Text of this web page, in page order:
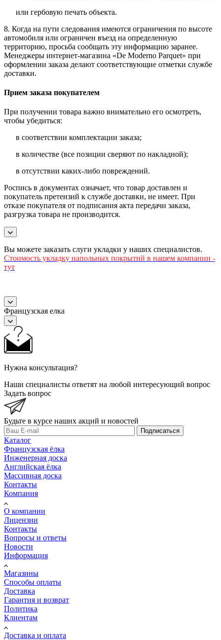
или гербовую печать объекта.
8. Когда на пути следования имеются ограничения по высоте
автомобиля или ограничен въезд на определенную
территорию, просьба сообщать эту информацию заранее.
Менеджеры интернет-магазина «De Moderno Parquet» при
оформлении заказа делают соответствующие отметки службе
доставки.
Прием заказа покупателем
При получении товара важно внимательно его осмотреть,
чтобы убедиться:
в соответствии комплектации заказа;
в количестве (все позиции сверяют по накладной);
в отсутствии каких-либо повреждений.
Роспись в документах означает, что товар доставлен и
покупатель претензий к службе доставки, не имеет. При
отказе покупателя от подписания акта передачи заказа,
разгрузка товара не производится.
Вы можете заказать слуги укладки у наших специалистов.
Стоимость укладку напольных покрытий в нашем компании -
тут
Французская елка
Нужна консультация?
Наши специалисты ответят на любой интересующий вопрос
Задать вопрос
Будьте в курсе наших акций и новостей
Подписаться
Каталог
Французская ёлка
Инженерная доска
Английская ёлка
Массивная доска
Контакты
Компания
О компании
Лицензии
Контакты
Вопросы и ответы
Новости
Информация
Магазины
Способы оплаты
Доставка
Гарантия и возврат
Политика
Клиентам
Доставка и оплата